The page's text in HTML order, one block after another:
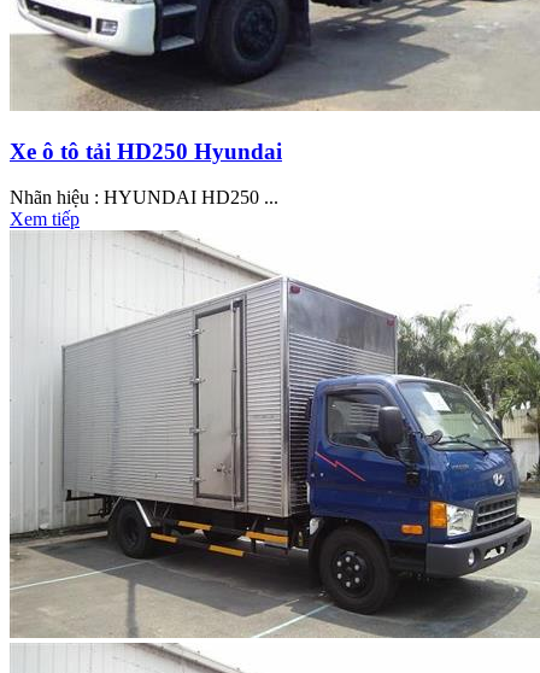
Xe ô tô tải HD250 Hyundai
Nhãn hiệu : HYUNDAI HD250 ...
Xem tiếp